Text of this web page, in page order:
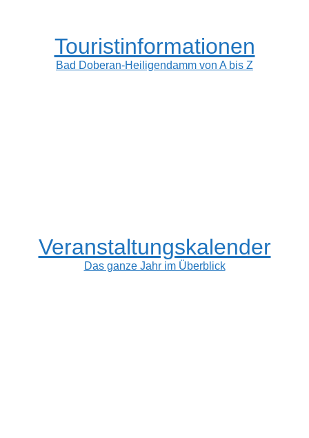
Touristinformationen
Bad Doberan-Heiligendamm von A bis Z
Veranstaltungskalender
Das ganze Jahr im Überblick